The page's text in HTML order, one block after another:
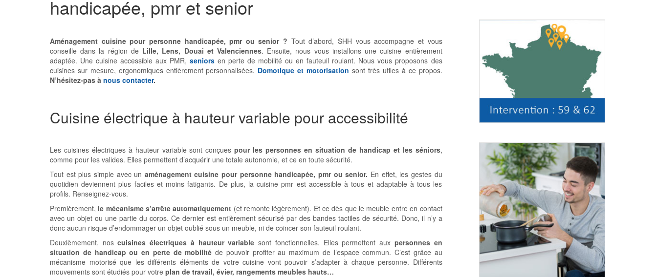
handicapée, pmr et senior
Aménagement cuisine pour personne handicapée, pmr ou senior ? Tout d’abord, SHH vous accompagne et vous
conseille dans la région de Lille, Lens, Douai et Valenciennes. Ensuite, nous vous installons une cuisine entièrement
adaptée. Une cuisine accessible aux PMR,seniors en perte de mobilité ou en fauteuil roulant. Nous vous proposons des
cuisines sur mesure, ergonomiques entièrement personnalisées. Domotique et motorisation sont très utiles à ce propos.
N’hésitez-pas à nous contacter.
Cuisine électrique à hauteur variable pour accessibilité
Les cuisines électriques à hauteur variable sont conçuespour les personnes en situation de handicap et les séniors,
comme pour les valides. Elles permettent d’acquérir une totale autonomie, et ce en toute sécurité.
Tout est plus simple avec un aménagement cuisine pour personne handicapée, pmr ou senior. En effet, les gestes du
quotidien deviennent plus faciles et moins fatigants. De plus, la cuisine pmr est accessible à tous et adaptable à tous les
profils. Renseignez-vous.
Premièrement, le mécanisme s’arrête automatiquement (et remonte légèrement). Et ce dès que le meuble entre en contact
avec un objet ou une partie du corps. Ce dernier est entièrement sécurisé par des bandes tactiles de sécurité. Donc, il n’y a
donc aucun risque d’endommager un objet oublié sous un meuble, ni de coincer son fauteuil roulant.
Deuxièmement, noscuisines électriques à hauteur variable sont fonctionnelles. Elles permettent aux personnes en
situation de handicap ou en perte de mobilité de pouvoir profiter au maximum de l’espace commun. C’est grâce au
mécanisme motorisé que les différents éléments de votre cuisine vont pouvoir s’adapter à chaque personne. Différents
mouvements sont étudiés pour votre plan de travail, évier, rangements meubles hauts…